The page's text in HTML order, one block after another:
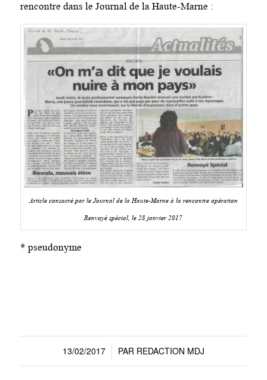
rencontre dans le Journal de la Haute-Marne :
Article consacré par le Journal de la Haute-Marne à la rencontre opération
Renvoyé spécial, le 28 janvier 2017
* pseudonyme
13/02/2017
/ PAR REDACTION MDJ